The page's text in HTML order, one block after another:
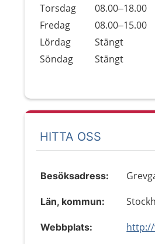
Torsdag
08.00–18.00
Fredag
08.00–15.00
Lördag
Stängt
Söndag
Stängt
HITTA OSS
Besöksadress:
Län, kommun:
Webbplats: http://